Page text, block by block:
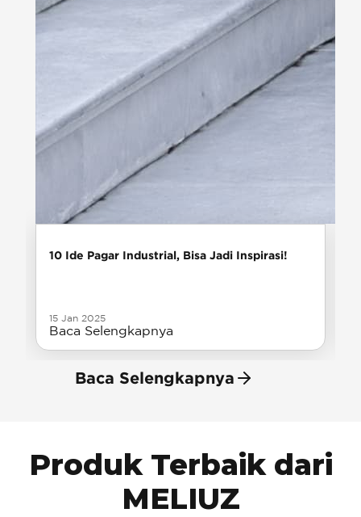
10 Ide Pagar Industrial, Bisa Jadi Inspirasi!
15 Jan 2025
Baca Selengkapnya
Baca Selengkapnya
Produk Terbaik dari
MELIUZ